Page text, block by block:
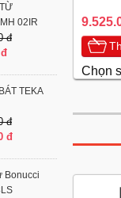
Chọn
02IR
đ
TEKA
đ
đ
Bonucci